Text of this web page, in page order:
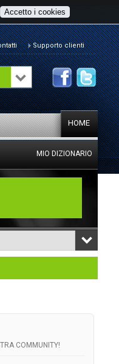
Accetto i cookies
Supporto clienti
HOME
MIO DIZIONARIO
COMMUNITY!